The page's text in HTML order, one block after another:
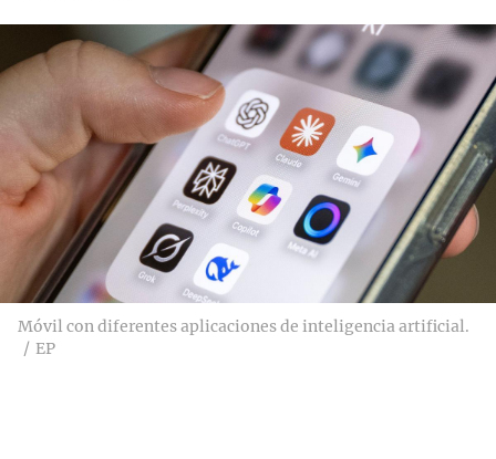
Móvil con diferentes aplicaciones de inteligencia artificial.
EP